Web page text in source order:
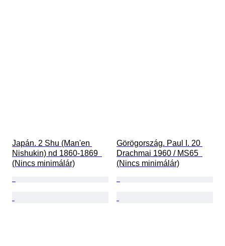
Japán. 2 Shu (Man'en
Nishukin) nd 1860-1869
(Nincs minimálár)
Görögország. Paul I. 20
Drachmai 1960 / MS65
(Nincs minimálár)